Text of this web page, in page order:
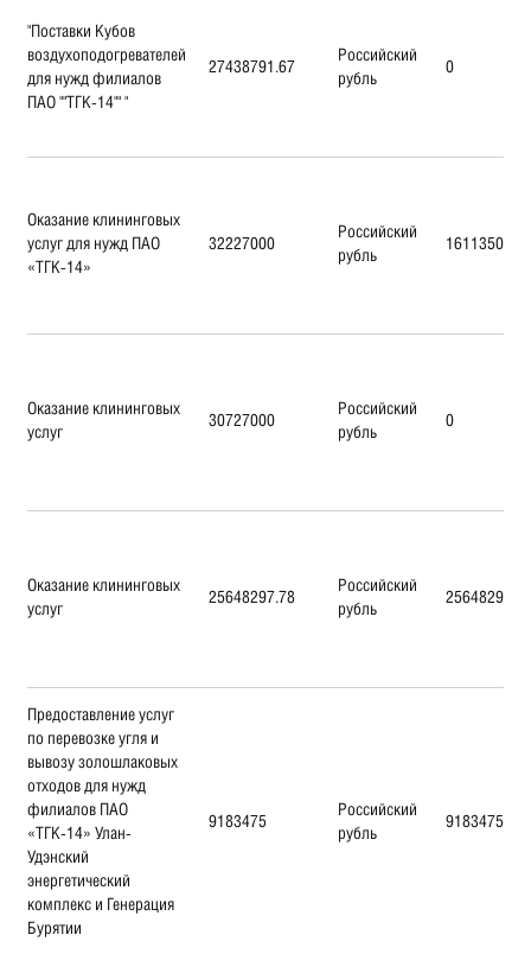
"Поставки Кубов
воздухоподогревателей
для нужд филиалов
ПАО ""ТГК-14"" "
27438791.67
Российский
рубль
0
Оказание клининговых
услуг для нужд ПАО
«ТГК-14»
32227000
Российский
рубль
16113500
Оказание клининговых
услуг
30727000
Российский
рубль
0
Оказание клининговых
услуг
25648297.78
Российский
рубль
Предоставление услуг
по перевозке угля и
вывозу золошлаковых
отходов для нужд
филиалов ПАО
«ТГК-14» Улан-
Удэнский
энергетический
комплекс и Генерация
Бурятии
9183475
Российский
рубль
9183475